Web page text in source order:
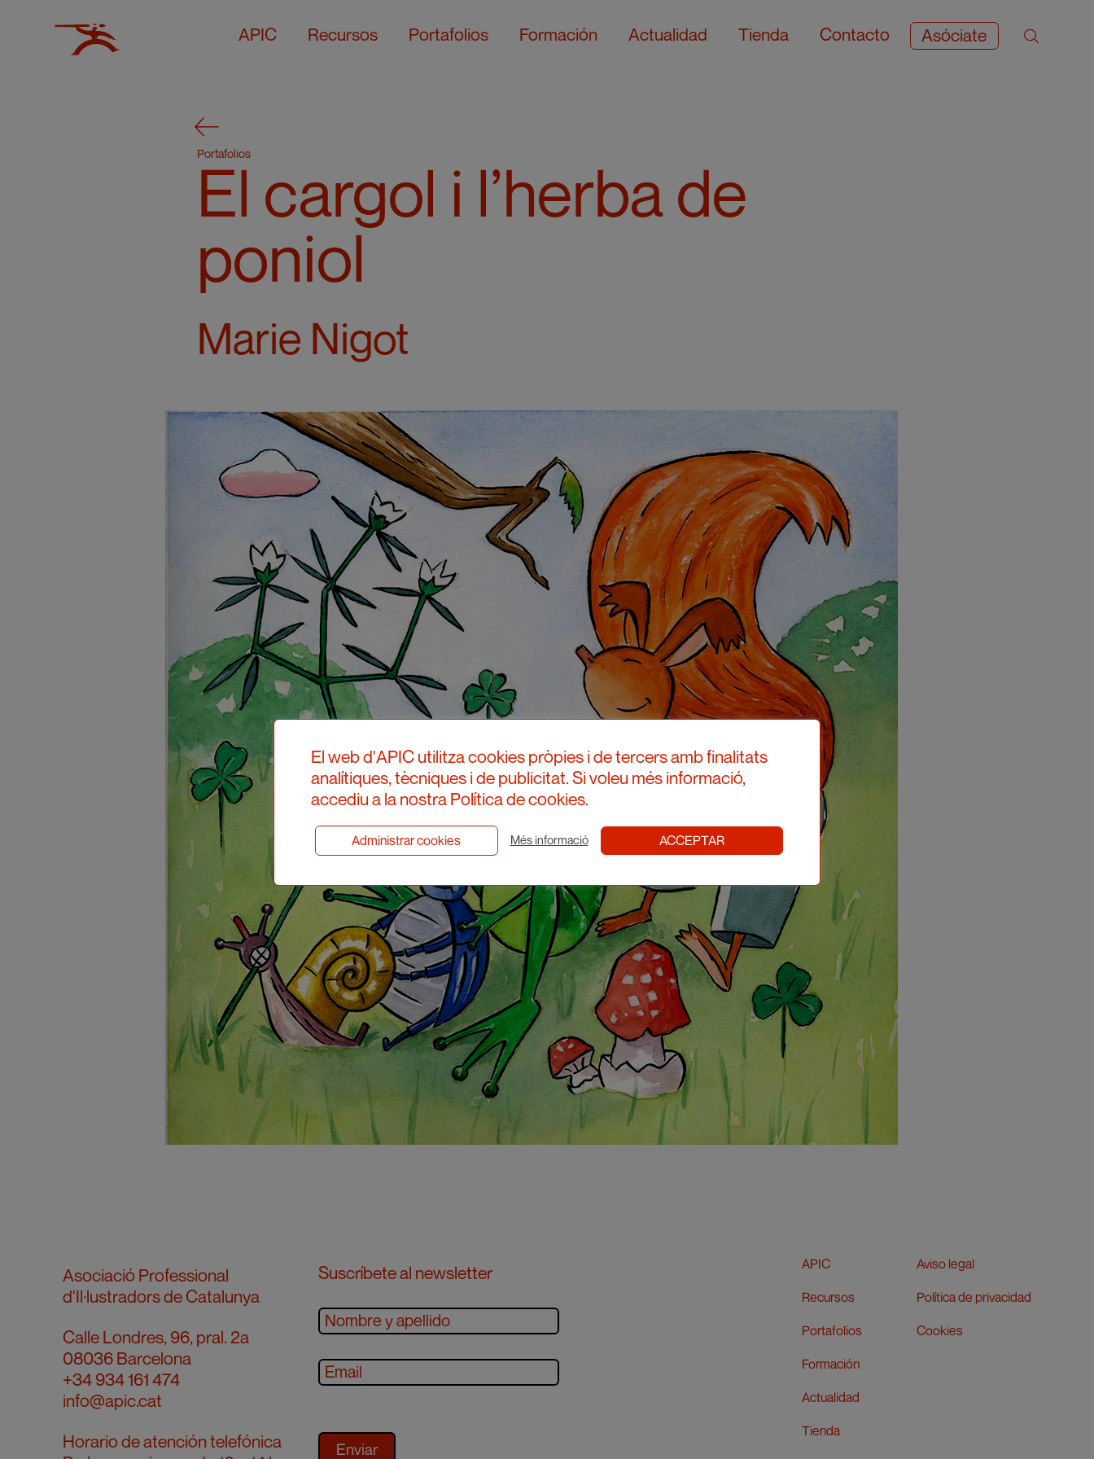
APIC Recursos Portafolios Formación Actualidad Tienda Contacto Asóciate
Portafolios
El cargol i l’herba de
poniol
Marie Nigot
Asociació Professional
d'Il·lustradors de Catalunya
Calle Londres, 96, pral. 2a
08036 Barcelona
+34 934 161 474
info@apic.cat
Horario de atención telefónica
Suscríbete al newsletter APIC
Recursos
Portafolios
Formación
Actualidad
Tienda
Aviso legal
Política de privacidad
Cookies
El web d'APIC utilitza cookies pròpies i de tercers amb finalitats
analítiques, tècniques i de publicitat. Si voleu més informació,
accediu a la nostra Política de cookies.
Administrar cookies Més informació ACCEPTAR